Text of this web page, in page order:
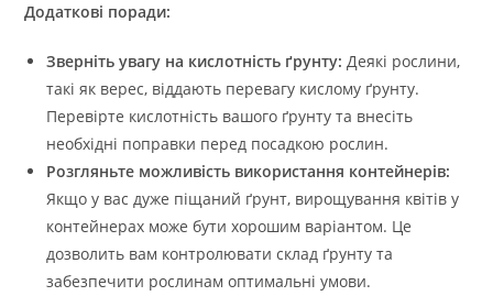
Додаткові поради:
Зверніть увагу на кислотність ґрунту: Деякі рослини,
такі як верес, віддають перевагу кислому ґрунту.
Перевірте кислотність вашого ґрунту та внесіть
необхідні поправки перед посадкою рослин.
Розгляньте можливість використання контейнерів:
Якщо у вас дуже піщаний ґрунт, вирощування квітів у
контейнерах може бути хорошим варіантом. Це
дозволить вам контролювати склад ґрунту та
забезпечити рослинам оптимальні умови.